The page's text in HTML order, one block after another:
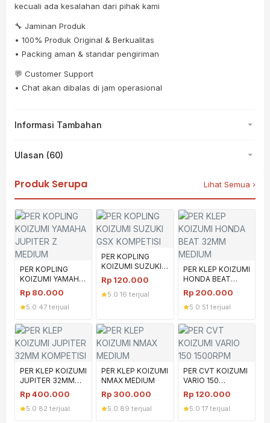
kecuali ada kesalahan dari pihak kami
🔧 Jaminan Produk
• 100% Produk Original & Berkualitas
• Packing aman & standar pengiriman
💬 Customer Support
• Chat akan dibalas di jam operasional
Informasi Tambahan
Ulasan (60)
Produk Serupa Lihat Semua ›
PER KOPLING
KOIZUMI YAMAHA
JUPITER Z
MEDIUM
Rp 80.000
5.0 47 terjual
PER KOPLING
KOIZUMI SUZUKI
GSX KOMPETISI
Rp 120.000
5.0 ·16 terjual
PER KLEP KOIZUMI
HONDA BEAT
32MM MEDIUM
Rp 200.000
5.0 51 terjual
PER KLEP KOIZUMI
JUPITER 32MM
KOMPETISI
Rp400.000
5.0 82 terjual
PER KLEP KOIZUMI
NMAX MEDIUM
Rp 300.000
5.0 89 terjual
PER CVT KOIZUMI
VARIO 150
1500RPM
Rp 120.000
5.0 17 terjual